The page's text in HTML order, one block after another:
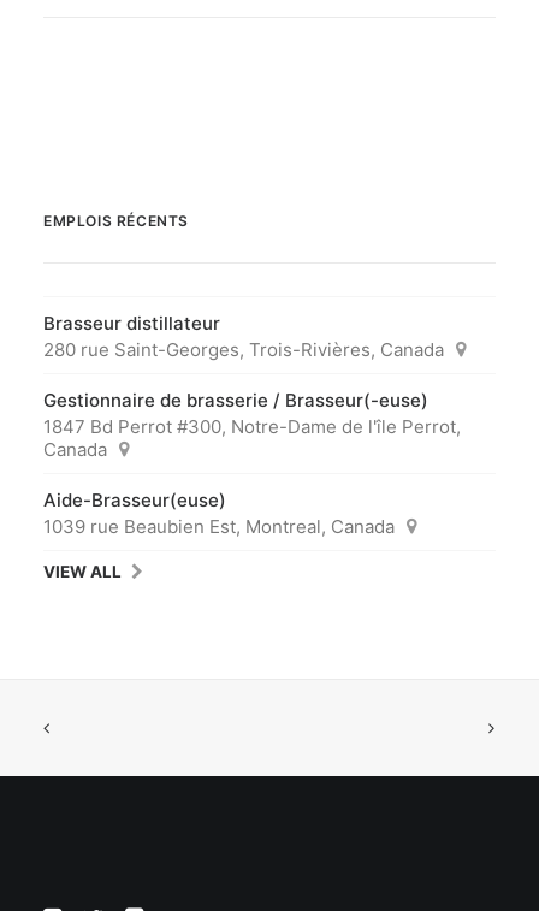
EMPLOIS RÉCENTS
Brasseur distillateur
280 rue Saint-Georges, Trois-Rivières, Canada
Gestionnaire de brasserie / Brasseur(-euse)
1847 Bd Perrot #300, Notre-Dame de l'île Perrot,
Canada
Aide-Brasseur(euse)
1039 rue Beaubien Est, Montreal, Canada
VIEW ALL